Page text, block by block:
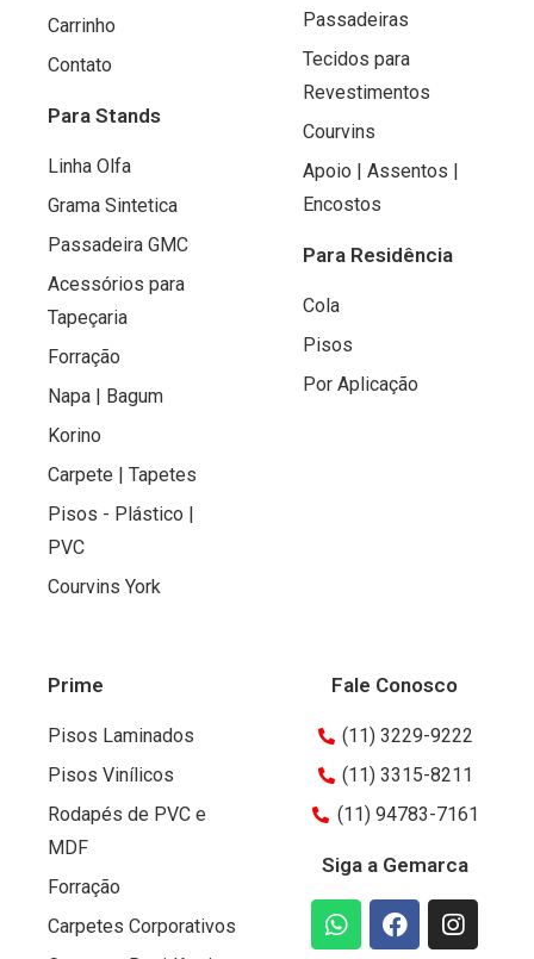
Carrinho
Contato
Para Stands
Linha Olfa
Grama Sintetica
Passadeira GMC
Acessórios para
Tapeçaria
Forração
Napa | Bagum
Korino
Carpete | Tapetes
Pisos - Plástico |
PVC
Courvins York
Passadeiras
Tecidos para
Revestimentos
Courvins
Apoio | Assentos |
Encostos
Para Residência
Cola
Pisos
Por Aplicação
Prime
Pisos Laminados
Pisos Vinílicos
Rodapés de PVC e
MDF
Forração
Carpetes Corporativos
Fale Conosco
(11) 3229-9222
(11) 3315-8211
(11) 94783-7161
Siga a Gemarca